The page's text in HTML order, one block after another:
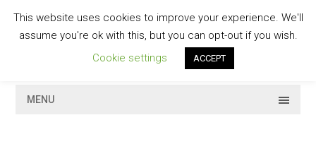
contentGESCHMACKVOLL
MENU
This website uses cookies to improve your experience. We'll
assume you're ok with this, but you can opt-out if you wish.
Cookie settings
ACCEPT